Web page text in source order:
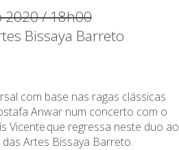
2020 / 18h00
Bissaya Barreto
com base nas ragas clássicas
Anwar num concerto com o
Vicente que regressa neste duo ao
das Artes Bissaya Barreto.